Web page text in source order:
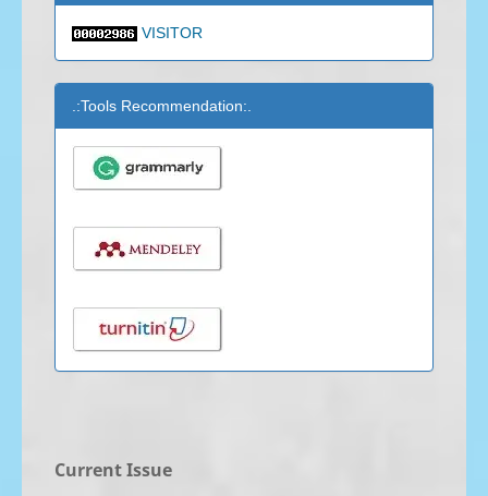
VISITOR
.:Tools Recommendation:.
Current Issue